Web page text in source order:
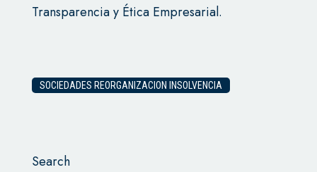
Transparencia y Ética Empresarial.
SOCIEDADES REORGANIZACION INSOLVENCIA
Search